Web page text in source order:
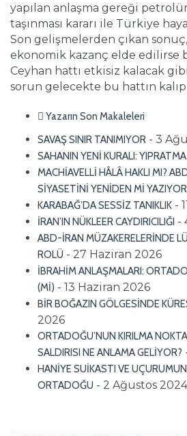
yapılan anlaşma gereği
taşınması kararı ile Türkiye
Son gelişmelerden çıkan
ekonomik kazanç elde edilirse
Ceyhan hattı etkisiz kalacak
sorun gelecekte bu hattın kalıp
Yazarın Son Makaleleri
SAVAŞ SINIR TANIMIYOR - 3
SAHANIN YENİ KURALI: YIPRATMA
MACHİAVELLİ HÂLÂ HAKLI MI?
SİYASETİNİ YENİDEN Mİ
KARABAĞ’DA SESSİZ TANIKLIK -
İRAN’IN NÜKLEER CAYDIRICILIĞI -
ABD-İRAN MÜZAKERELERİNDE
ROLÜ - 27 Haziran 2026
İBRAHİM ANLAŞMALARI:
(Mİ) - 13 Haziran 2026
BİR BOĞAZIN GÖLGESİNDE
2026
ORTADOĞU’NUN KIRILMA
SALDIRISI NE ANLAMA GELİYOR?
HANİYE SUİKASTI VE
ORTADOĞU - 2 Ağustos 2024